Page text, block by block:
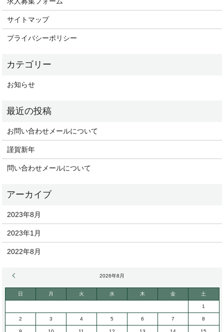
サイトマップ
プライバシーポリシー
お知らせ
お問い合わせメールについて
謹賀新年
問い合わせメールについて
2023年8月
2023年1月
2022年8月
2026年8月
日 月 火 水 木 金 土
1
2 3 4 5 6 7 8